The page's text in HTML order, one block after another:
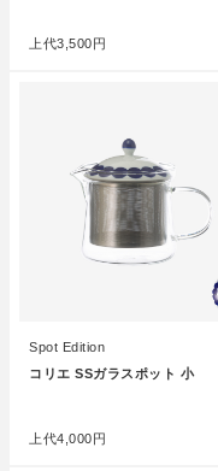
上代3,500円
Spot Edition
コリエ SSガラスポット 小
上代4,000円